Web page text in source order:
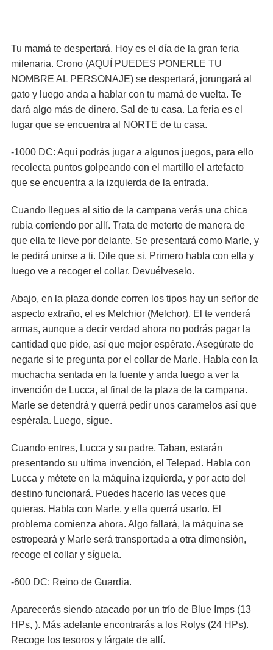
Tu mamá te despertará. Hoy es el día de la gran feria
milenaria. Crono (AQUÍ PUEDES PONERLE TU
NOMBRE AL PERSONAJE) se despertará, jorungará al
gato y luego anda a hablar con tu mamá de vuelta. Te
dará algo más de dinero. Sal de tu casa. La feria es el
lugar que se encuentra al NORTE de tu casa.
-1000 DC: Aquí podrás jugar a algunos juegos, para ello
recolecta puntos golpeando con el martillo el artefacto
que se encuentra a la izquierda de la entrada.
Cuando llegues al sitio de la campana verás una chica
rubia corriendo por allí. Trata de meterte de manera de
que ella te lleve por delante. Se presentará como Marle, y
te pedirá unirse a ti. Dile que si. Primero habla con ella y
luego ve a recoger el collar. Devuélveselo.
Abajo, en la plaza donde corren los tipos hay un señor de
aspecto extraño, el es Melchior (Melchor). El te venderá
armas, aunque a decir verdad ahora no podrás pagar la
cantidad que pide, así que mejor espérate. Asegúrate de
negarte si te pregunta por el collar de Marle. Habla con la
muchacha sentada en la fuente y anda luego a ver la
invención de Lucca, al final de la plaza de la campana.
Marle se detendrá y querrá pedir unos caramelos así que
espérala. Luego, sigue.
Cuando entres, Lucca y su padre, Taban, estarán
presentando su ultima invención, el Telepad. Habla con
Lucca y métete en la máquina izquierda, y por acto del
destino funcionará. Puedes hacerlo las veces que
quieras. Habla con Marle, y ella querrá usarlo. El
problema comienza ahora. Algo fallará, la máquina se
estropeará y Marle será transportada a otra dimensión,
recoge el collar y síguela.
-600 DC: Reino de Guardia.
Aparecerás siendo atacado por un trío de Blue Imps (13
HPs, ). Más adelante encontrarás a los Rolys (24 HPs).
Recoge los tesoros y lárgate de allí.